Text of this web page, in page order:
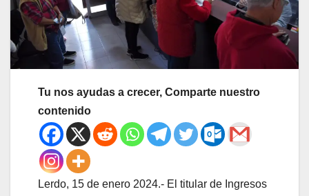
Tu nos ayudas a crecer, Comparte nuestro
contenido
Lerdo, 15 de enero 2024.- El titular de Ingresos